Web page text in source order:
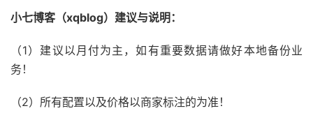
小七博客（xqblog）建议与说明：
（1）建议以月付为主，如有重要数据请做好本地备份业
务！
（2）所有配置以及价格以商家标注的为准！